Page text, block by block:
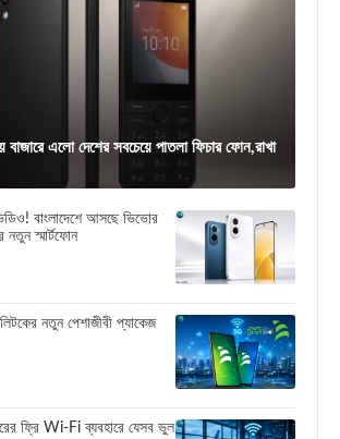
বাজারে এলো দেশের সবচেয়ে পাতলা ফিচার ফোন,রাখা
বাংলাদেশে আসছে ভিভোর
স্মার্টফোন
নতুন পেশাজীবী প্যাকেজ
ফ্রি Wi-Fi ব্যবহারে যেসব ভুল